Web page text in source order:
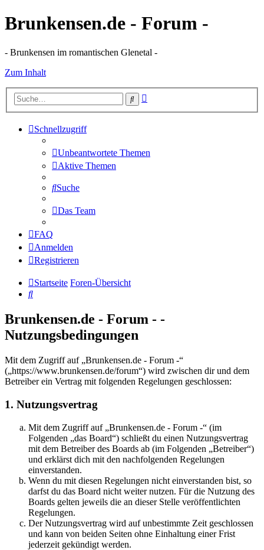
Brunkensen.de - Forum -
- Brunkensen im romantischen Glenetal -
Zum Inhalt
Suche
Schnellzugriff
Unbeantwortete Themen
Aktive Themen
Suche
Das Team
FAQ
Anmelden
Registrieren
Startseite Foren-Übersicht
Suche
Brunkensen.de - Forum - -
Nutzungsbedingungen
Mit dem Zugriff auf „Brunkensen.de - Forum -“
(„https://www.brunkensen.de/forum“) wird zwischen dir und dem
Betreiber ein Vertrag mit folgenden Regelungen geschlossen:
1. Nutzungsvertrag
Mit dem Zugriff auf „Brunkensen.de - Forum -“ (im
Folgenden „das Board“) schließt du einen Nutzungsvertrag
mit dem Betreiber des Boards ab (im Folgenden „Betreiber“)
und erklärst dich mit den nachfolgenden Regelungen
einverstanden.
Wenn du mit diesen Regelungen nicht einverstanden bist, so
darfst du das Board nicht weiter nutzen. Für die Nutzung des
Boards gelten jeweils die an dieser Stelle veröffentlichten
Regelungen.
Der Nutzungsvertrag wird auf unbestimmte Zeit geschlossen
und kann von beiden Seiten ohne Einhaltung einer Frist
jederzeit gekündigt werden.